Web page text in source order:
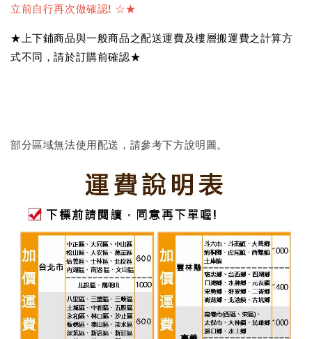
立前自行再次做確認! ☆★
★上下鋪商品與一般商品之配送運費及樓層搬運費之計算方
式不同，請於訂購前確認★
部分區域無法使用配送，請參考下方說明圖。